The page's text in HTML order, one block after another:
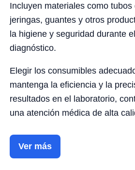
Incluyen materiales como tubos
jeringas, guantes y otros
la higiene y seguridad durante
diagnóstico.
Elegir los consumibles
mantenga la eficiencia y la
resultados en el laboratorio,
una atención médica de alta
Ver más